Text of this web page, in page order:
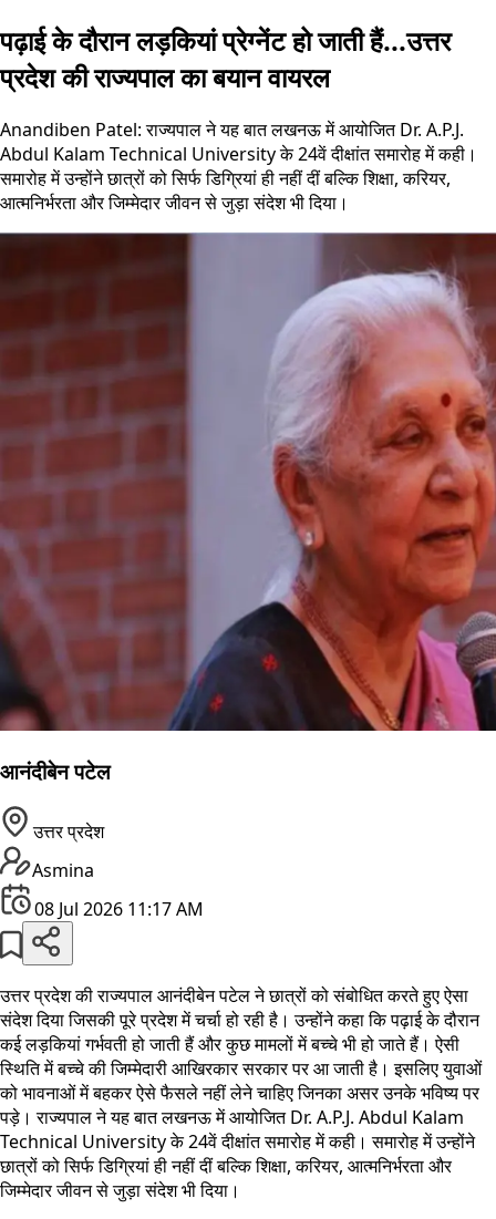
पढ़ाई के दौरान लड़कियां प्रेग्नेंट हो जाती हैं...उत्तर
प्रदेश की राज्यपाल का बयान वायरल
Anandiben Patel: राज्यपाल ने यह बात लखनऊ में आयोजित Dr. A.P.J.
Abdul Kalam Technical University के 24वें दीक्षांत समारोह में कही।
समारोह में उन्होंने छात्रों को सिर्फ डिग्रियां ही नहीं दीं बल्कि शिक्षा, करियर,
आत्मनिर्भरता और जिम्मेदार जीवन से जुड़ा संदेश भी दिया।
आनंदीबेन पटेल
उत्तर प्रदेश
Asmina
08 Jul 2026 11:17 AM
उत्तर प्रदेश की राज्यपाल आनंदीबेन पटेल ने छात्रों को संबोधित करते हुए ऐसा
संदेश दिया जिसकी पूरे प्रदेश में चर्चा हो रही है। उन्होंने कहा कि पढ़ाई के दौरान
कई लड़कियां गर्भवती हो जाती हैं और कुछ मामलों में बच्चे भी हो जाते हैं। ऐसी
स्थिति में बच्चे की जिम्मेदारी आखिरकार सरकार पर आ जाती है। इसलिए युवाओं
को भावनाओं में बहकर ऐसे फैसले नहीं लेने चाहिए जिनका असर उनके भविष्य पर
पड़े। राज्यपाल ने यह बात लखनऊ में आयोजित Dr. A.P.J. Abdul Kalam
Technical University के 24वें दीक्षांत समारोह में कही। समारोह में उन्होंने
छात्रों को सिर्फ डिग्रियां ही नहीं दीं बल्कि शिक्षा, करियर, आत्मनिर्भरता और
जिम्मेदार जीवन से जुड़ा संदेश भी दिया।